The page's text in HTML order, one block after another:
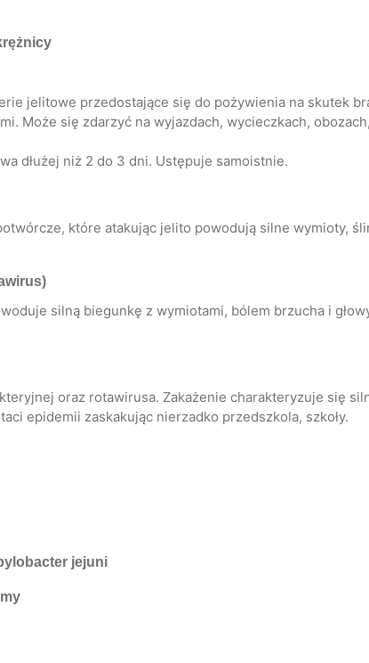
jelitowe przedostające się do pożywienia na skutek
Może się zdarzyć na wyjazdach, wycieczkach,
dłużej niż 2 do 3 dni. Ustępuje samoistnie.
które atakując jelito powodują silne wymioty,
silną biegunkę z wymiotami, bólem brzucha i
oraz rotawirusa. Zakażenie charakteryzuje się
epidemii zaskakując nierzadko przedszkola, szkoły.
jejuni